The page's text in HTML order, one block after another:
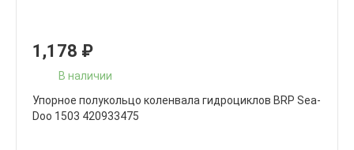
1,178 ₽
В наличии
Упорное полукольцо коленвала гидроциклов BRP Sea-
Doo 1503 420933475